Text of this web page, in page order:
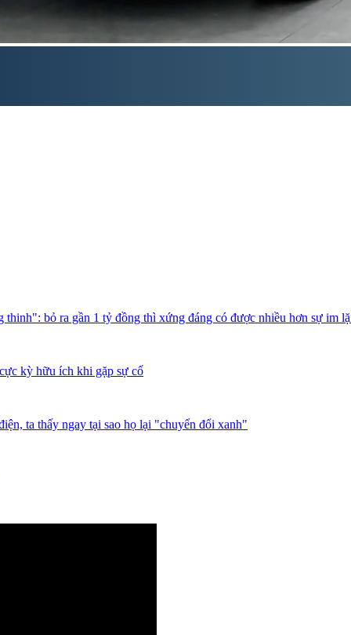
bỏ ra gần 1 tỷ đồng thì xứng đáng có được nhiều hơn sự im
kỳ hữu ích khi gặp sự cố
ta thấy ngay tại sao họ lại "chuyển đổi xanh"